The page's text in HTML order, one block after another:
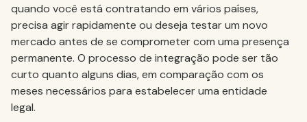
quando você está contratando em vários países,
precisa agir rapidamente ou deseja testar um novo
mercado antes de se comprometer com uma presença
permanente. O processo de integração pode ser tão
curto quanto alguns dias, em comparação com os
meses necessários para estabelecer uma entidade
legal.